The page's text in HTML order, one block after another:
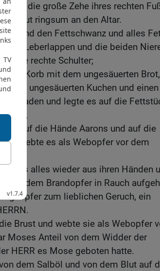
auf die große Zehe ihres rechten
Blut ringsum an den Altar.
und den Fettschwanz und alles
den Leberlappen und die beiden
die rechte Schulter;
dem Korb mit dem ungesäuerten
einen ungesäuerten Kuchen und einen
Fladen und legte es auf die
auf die Hände Aarons und auf die
webte es als Webopfer vor dem
das alles wieder aus ihren Händen
dem Brandopfer in Rauch
zum lieblichen Geruch, ein
Brust und webte sie als Webopfer
Moses Anteil von dem Widder der
HERR es Mose geboten hatte.
dem Salböl und von dem Blut auf